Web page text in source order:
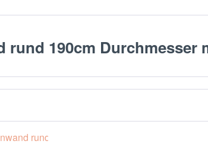
rund 190cm Durchmesser